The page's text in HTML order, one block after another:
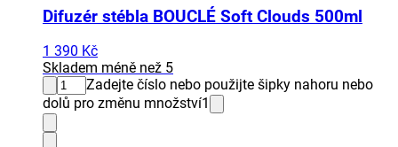
Difuzér stébla BOUCLÉ Soft Clouds 500ml
1 390 Kč
Skladem méně než 5
Zadejte číslo nebo použijte šipky nahoru nebo
dolů pro změnu množství1